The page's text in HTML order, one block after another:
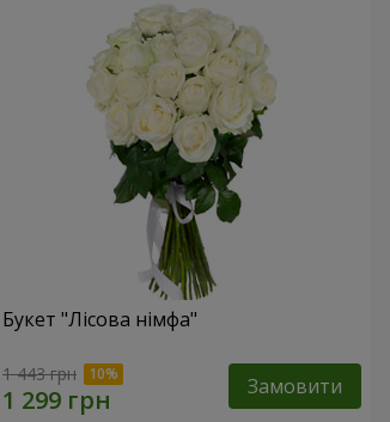
Букет "Лісова німфа"
1 443 грн Замовити